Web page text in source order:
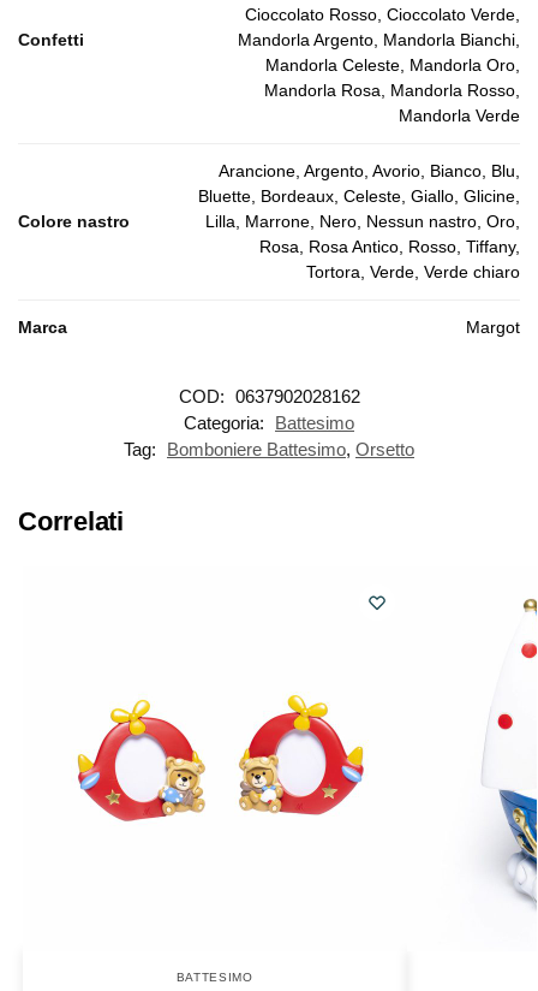
Confetti
Cioccolato Rosso, Cioccolato Verde,
Mandorla Argento, Mandorla Bianchi,
Mandorla Celeste, Mandorla Oro,
Mandorla Rosa, Mandorla Rosso,
Mandorla Verde
Colore nastro
Arancione, Argento, Avorio, Bianco, Blu,
Bluette, Bordeaux, Celeste, Giallo, Glicine,
Lilla, Marrone, Nero, Nessun nastro, Oro,
Rosa, Rosa Antico, Rosso, Tiffany,
Tortora, Verde, Verde chiaro
Marca Margot
COD: 0637902028162
Categoria:
Battesimo
Tag:
Bomboniere Battesimo, Orsetto
Correlati
BATTESIMO